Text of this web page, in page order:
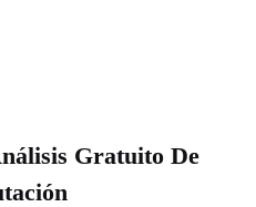
Gratuito De